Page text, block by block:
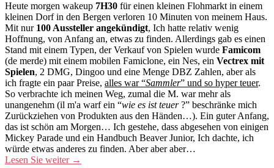
Heute morgen wakeup 7H30 für einen kleinen Flohmarkt in einem
kleinen Dorf in den Bergen verloren 10 Minuten von meinem Haus.
Mit nur 100 Aussteller angekündigt, Ich hatte relativ wenig
Hoffnung, von Anfang an, etwas zu finden. Allerdings gab es einen
Stand mit einem Typen, der Verkauf von Spielen wurde Famicom
(de merde) mit einem mobilen Famiclone, ein Nes, ein Vectrex mit
Spielen, 2 DMG, Dingoo und eine Menge DBZ Zahlen, aber als
ich fragte ein paar Preise, alles war “Sammler” und so hyper teuer.
So verbrachte ich meinen Weg, zumal die M. war mehr als
unangenehm (il m'a warf ein “wie es ist teuer?” beschränke mich
Zurückziehen von Produkten aus den Händen…). Ein guter Anfang,
das ist schön am Morgen… Ich gestehe, dass abgesehen von einigen
Mickey Parade und ein Handbuch Beaver Junior, Ich dachte, ich
würde etwas anderes zu finden. Aber aber aber…
Lesen Sie weiter →